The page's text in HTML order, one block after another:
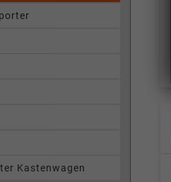
Kastenwagen